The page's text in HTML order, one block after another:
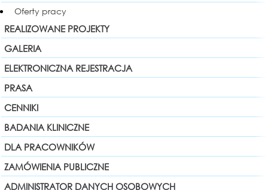
Oferty pracy
REALIZOWANE PROJEKTY
GALERIA
ELEKTRONICZNA REJESTRACJA
PRASA
CENNIKI
BADANIA KLINICZNE
DLA PRACOWNIKÓW
ZAMÓWIENIA PUBLICZNE
ADMINISTRATOR DANYCH OSOBOWYCH